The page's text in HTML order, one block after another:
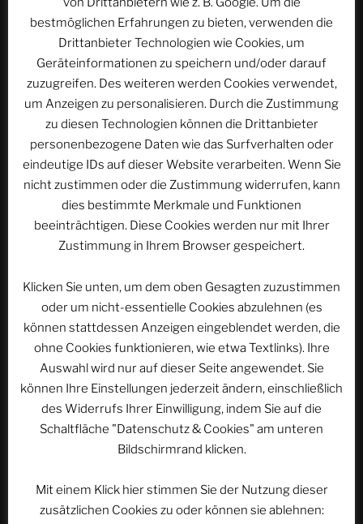
Website
Name, E-Mail-Adresse und Website in diesem
Browser für meinen nächsten Kommentar speichern.
Beitragsnavigation
Vorheriger
Beitrag
ZURÜCK
Generation der Erben | ACSOLAR #406
Nächster
Beitrag
WEITER
Im Bann der 50 – EUROPA-PARK Historie |
ACSOLAR #408
Suchen
bestmöglichen Erfahrungen zu bieten, verwenden die
Drittanbieter Technologien wie Cookies, um
Geräteinformationen zu speichern und/oder darauf
zuzugreifen. Des weiteren werden Cookies verwendet,
um Anzeigen zu personalisieren. Durch die Zustimmung
zu diesen Technologien können die Drittanbieter
personenbezogene Daten wie das Surfverhalten oder
eindeutige IDs auf dieser Website verarbeiten. Wenn Sie
nicht zustimmen oder die Zustimmung widerrufen, kann
dies bestimmte Merkmale und Funktionen
beeinträchtigen. Diese Cookies werden nur mit Ihrer
Zustimmung in Ihrem Browser gespeichert.
Klicken Sie unten, um dem oben Gesagten zuzustimmen
oder um nicht-essentielle Cookies abzulehnen (es
können stattdessen Anzeigen eingeblendet werden, die
ohne Cookies funktionieren, wie etwa Textlinks). Ihre
Auswahl wird nur auf dieser Seite angewendet. Sie
können Ihre Einstellungen jederzeit ändern, einschließlich
des Widerrufs Ihrer Einwilligung, indem Sie auf die
Schaltfläche "Datenschutz & Cookies" am unteren
Bildschirmrand klicken.
Mit einem Klick hier stimmen Sie der Nutzung dieser
zusätzlichen Cookies zu oder können sie ablehnen: